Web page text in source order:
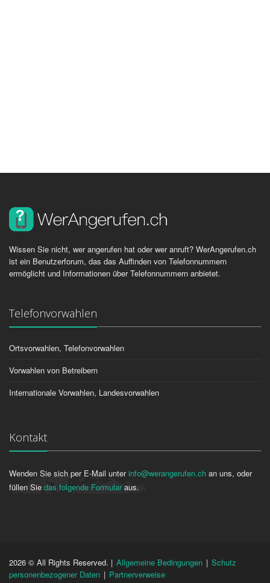
Wissen Sie nicht, wer angerufen hat oder wer anruft? WerAngerufen.ch
ist ein Benutzerforum, das das Auffinden von Telefonnummern
ermöglicht und Informationen über Telefonnummern anbietet.
Telefonvorwahlen
Ortsvorwahlen, Telefonvorwahlen
Vorwahlen von Betreibern
Internationale Vorwahlen, Landesvorwahlen
Kontakt
Wenden Sie sich per E-Mail unterinfo@werangerufen.ch an uns, oder
füllen Sie das folgende Formularaus.
2026 © All Rights Reserved. | Allgemeine Bedingungen | Schutz
personenbezogener Daten | Partnerverweise